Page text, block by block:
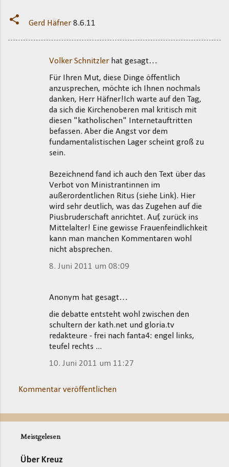
Gerd Häfner 8.6.11
Volker Schnitzler hat gesagt…
Für Ihren Mut, diese Dinge öffentlich
anzusprechen, möchte ich Ihnen nochmals
danken, Herr Häfner!Ich warte auf den Tag,
da sich die Kirchenoberen mal kritisch mit
diesen "katholischen" Internetauftritten
befassen. Aber die Angst vor dem
fundamentalistischen Lager scheint groß zu
sein.
Bezeichnend fand ich auch den Text über das
Verbot von Ministrantinnen im
außerordentlichen Ritus (siehe Link). Hier
wird sehr deutlich, was das Zugehen auf die
Piusbruderschaft anrichtet. Auf, zurück ins
Mittelalter! Eine gewisse Frauenfeindlichkeit
kann man manchen Kommentaren wohl
nicht absprechen.
8. Juni 2011 um 08:09
Anonym hat gesagt…
die debatte entsteht wohl zwischen den
schultern der kath.net und gloria.tv
redakteure - frei nach fanta4: engel links,
teufel rechts ...
10. Juni 2011 um 11:27
Kommentar veröffentlichen
Meistgelesen
Über Kreuz